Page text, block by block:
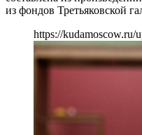
из фондов Третьяковской
https://kudamoscow.ru/